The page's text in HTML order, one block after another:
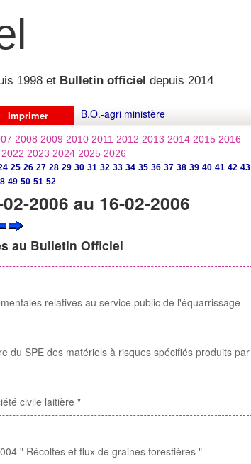
1998 et Bulletin officiel depuis 2014
Imprimer B.O.-agri ministère
2008 2009 2010 2011 2012 2013 2014 2015 2016
2022 2023 2024 2025 2026
25 26 27 28 29 30 31 32 33 34 35 36 37 38 39 40 41 42 43
49 50 51 52
2006 au 16-02-2006
au Bulletin Officiel
relatives au service public de l'équarrissage
du SPE des matériels à risques spécifiés produits par
civile laitière "
" Récoltes et flux de graines forestières "